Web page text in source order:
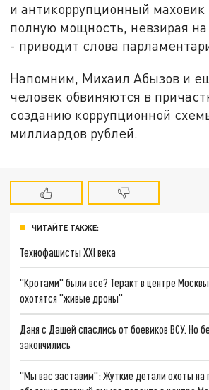
и антикоррупционный маховик
полную мощность, невзирая
- приводит слова
Напомним, Михаил Абызов и
человек обвиняются в
созданию коррупционной
миллиардов рублей.
ЧИТАЙТЕ ТАКЖЕ:
Технофашисты XXI века
"Кротами" были все? Теракт в центре
охотятся "живые дроны"
Даня с Дашей спаслись от боевиков ВСУ. Но
закончились
"Мы вас заставим": Жуткие детали охоты на